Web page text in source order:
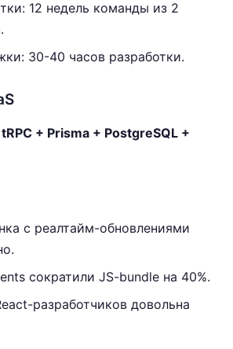
12 недель команды из 2
30-40 часов разработки.
+ Prisma + PostgreSQL +
с реалтайм-обновлениями
сократили JS-bundle на 40%.
разработчиков довольна